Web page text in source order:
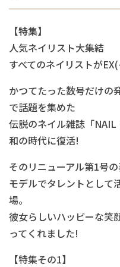
【特集】
人気ネイリスト大集結
すべてのネイリストが
かつてたった数号だけの
で話題を集めた
伝説のネイル雑誌「
和の時代に復活!
そのリニューアル第1号
モデルでタレントとして
場。
彼女らしいハッピーな笑
ってくれました!
【特集その1】